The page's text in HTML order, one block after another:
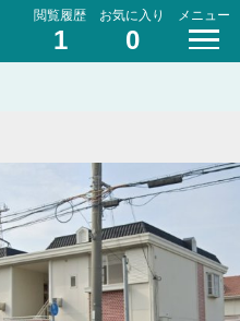
閲覧履歴
1
お気に入り
0
メニュー